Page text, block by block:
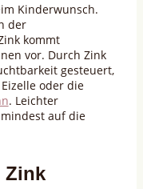
Kinderwunsch.
der
kommt
vor. Durch Zink
gesteuert,
oder die
. Leichter
auf die
Zink